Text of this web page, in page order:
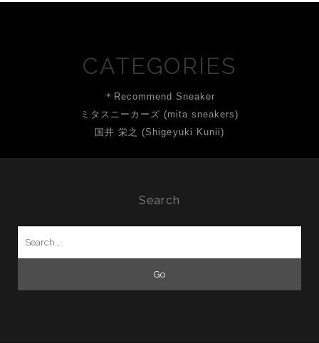
CATEGORIES
＊Recommend Sneaker
ミタスニーカーズ (mita sneakers)
国井 栄之 (Shigeyuki Kunii)
Search